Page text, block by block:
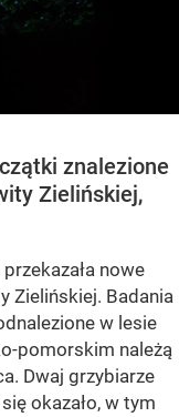
znalezione
Zielińskiej,
nowe
Zielińskiej. Badania
w lesie
pomorskim należą
Dwaj grzybiarze
okazało, w tym